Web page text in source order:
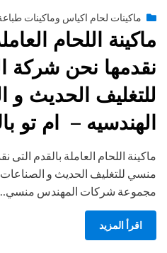
byengmansyPosted
يونيو 29, 2015
ماكينات لحام اكياس وماكينات طباعة
ماكينة اللحام
نقدمها نحن
للتغليف الحديث و
الهندسيه – ام تو
ماكينة اللحام العاملة بالقدم
منسي للتغليف الحديث و الصناعات
مجموعة شركات المهندس
اقرأ المزيد